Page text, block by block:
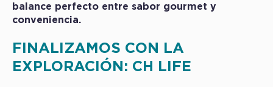
balance perfecto entre sabor gourmet y
conveniencia.
FINALIZAMOS CON LA
EXPLORACIÓN: CH LIFE